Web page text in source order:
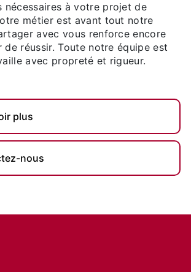
nécessaires à votre projet de
métier est avant tout notre
avec vous renforce encore
de réussir. Toute notre équipe est
avec propreté et rigueur.
plus
nous